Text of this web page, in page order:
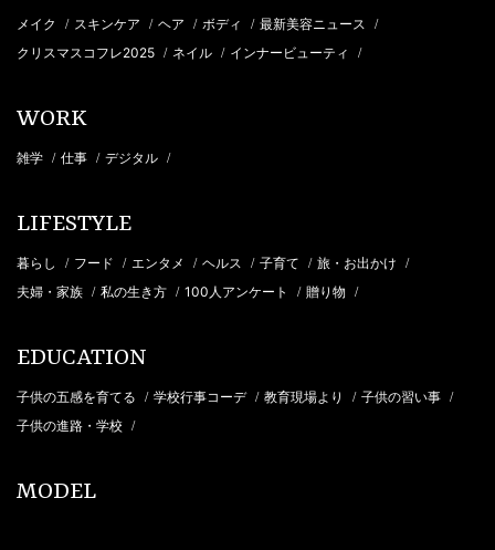
メイク / スキンケア / ヘア / ボディ / 最新美容ニュース /
クリスマスコフレ2025 / ネイル / インナービューティ /
WORK
雑学 / 仕事 / デジタル /
LIFESTYLE
暮らし / フード / エンタメ / ヘルス / 子育て / 旅・お出かけ /
夫婦・家族 / 私の生き方 / 100人アンケート / 贈り物 /
EDUCATION
子供の五感を育てる / 学校行事コーデ / 教育現場より / 子供の習い事 /
子供の進路・学校 /
MODEL